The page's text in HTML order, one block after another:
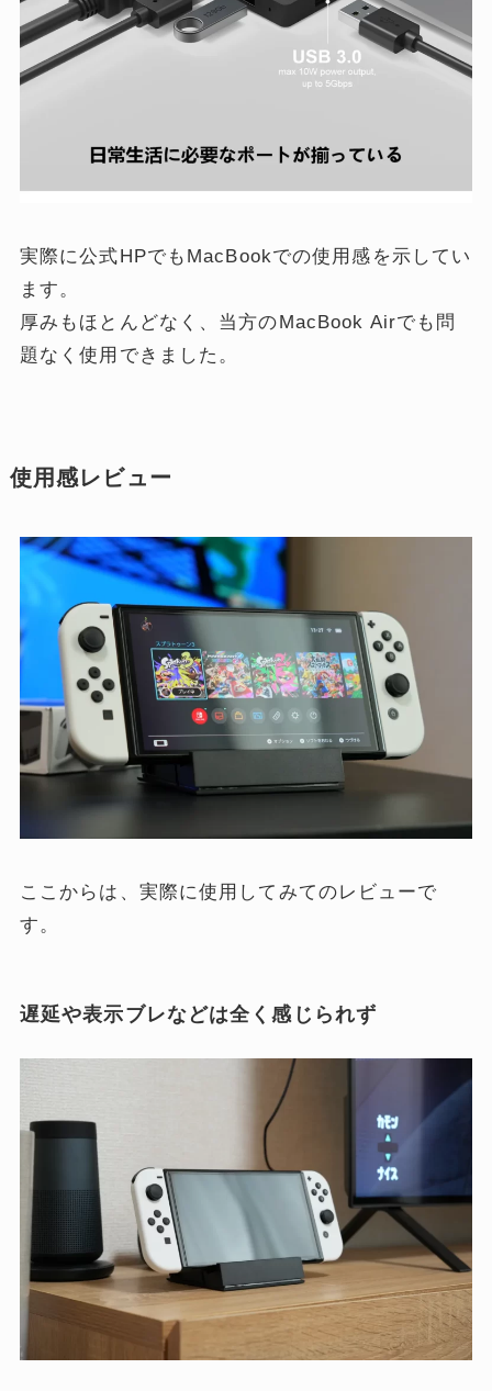
実際に公式HPでもMacBookでの使用感を示してい
ます。
厚みもほとんどなく、当方のMacBook Airでも問
題なく使用できました。
使用感レビュー
ここからは、実際に使用してみてのレビューで
す。
遅延や表示ブレなどは全く感じられず